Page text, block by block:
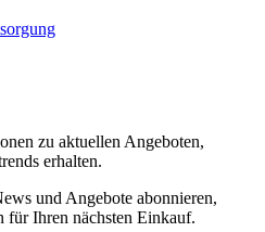
zu aktuellen Angeboten,
erhalten.
und Angebote abonnieren,
für Ihren nächsten Einkauf.